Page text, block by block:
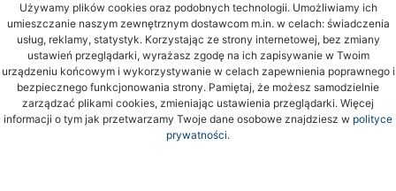
Używamy plików cookies oraz podobnych technologii. Umożliwiamy ich
umieszczanie naszym zewnętrznym dostawcom m.in. w celach: świadczenia
usług, reklamy, statystyk. Korzystając ze strony internetowej, bez zmiany
ustawień przeglądarki, wyrażasz zgodę na ich zapisywanie w Twoim
urządzeniu końcowym i wykorzystywanie w celach zapewnienia poprawnego i
bezpiecznego funkcjonowania strony. Pamiętaj, że możesz samodzielnie
zarządzać plikami cookies, zmieniając ustawienia przeglądarki. Więcej
informacji o tym jak przetwarzamy Twoje dane osobowe znajdziesz w polityce
prywatności.